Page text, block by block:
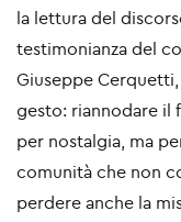
la lettura del
testimonianza del
Giuseppe
gesto: riannodare il
per nostalgia, ma
comunità che non
perdere anche la